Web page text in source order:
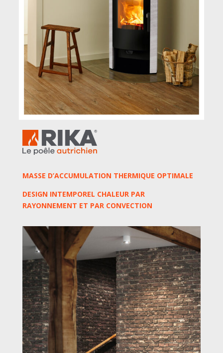
MASSE D’ACCUMULATION THERMIQUE OPTIMALE
DESIGN INTEMPOREL CHALEUR PAR
RAYONNEMENT ET PAR CONVECTION